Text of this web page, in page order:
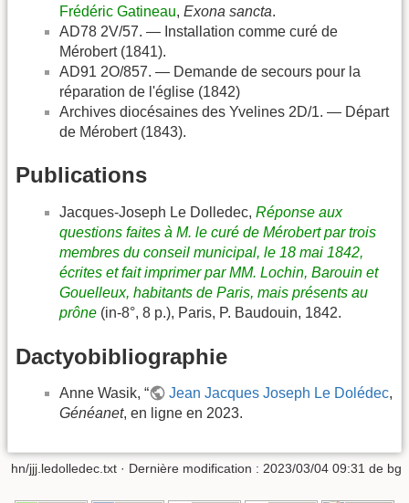
Frédéric Gatineau, Exona sancta.
AD78 2V/57. — Installation comme curé de
Mérobert (1841).
AD91 2O/857. — Demande de secours pour la
réparation de l'église (1842)
Archives diocésaines des Yvelines 2D/1. — Départ
de Mérobert (1843).
Publications
Jacques-Joseph Le Dolledec, Réponse aux
questions faites à M. le curé de Mérobert par trois
membres du conseil municipal, le 18 mai 1842,
écrites et fait imprimer par MM. Lochin, Barouin et
Gouelleux, habitants de Paris, mais présents au
prône (in-8°, 8 p.), Paris, P. Baudouin, 1842.
Dactyobibliographie
Anne Wasik, “ Jean Jacques Joseph Le Dolédec,
Généanet, en ligne en 2023.
hn/jjj.ledolledec.txt · Dernière modification : 2023/03/04 09:31 de bg